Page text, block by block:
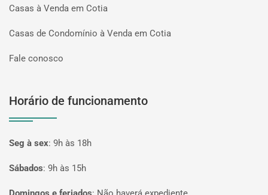
Casas à Venda em Cotia
Casas de Condomínio à Venda em Cotia
Fale conosco
Horário de funcionamento
Seg à sex: 9h às 18h
Sábados: 9h às 15h